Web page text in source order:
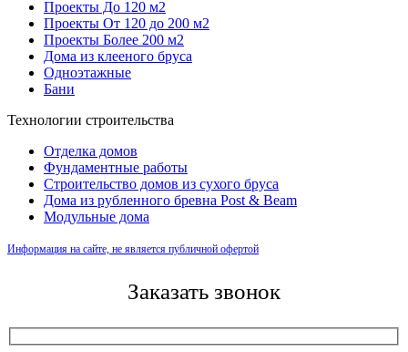
Проекты До 120 м2
Проекты От 120 до 200 м2
Проекты Более 200 м2
Дома из клееного бруса
Одноэтажные
Бани
Технологии строительства
Отделка домов
Фундаментные работы
Строительство домов из сухого бруса
Дома из рубленного бревна Post & Beam
Модульные дома
Информация на сайте, не является публичной офертой
Заказать звонок